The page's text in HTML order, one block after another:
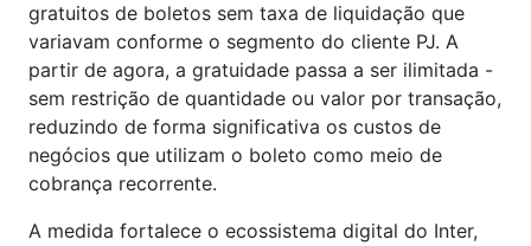
gratuitos de boletos sem taxa de liquidação que
variavam conforme o segmento do cliente PJ. A
partir de agora, a gratuidade passa a ser ilimitada -
sem restrição de quantidade ou valor por transação,
reduzindo de forma significativa os custos de
negócios que utilizam o boleto como meio de
cobrança recorrente.
A medida fortalece o ecossistema digital do Inter,